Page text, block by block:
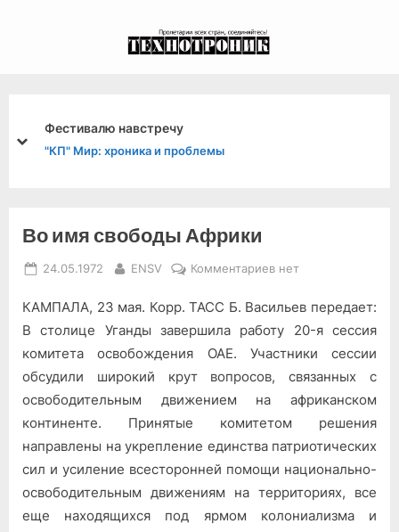
"КП" Воспитание личности
prev
next
Во имя свободы Африки
Posted
24.05.1972 By
ENSV Комментариевк
Во
имя
нет
КАМПАЛА, 23 мая. Корр. ТАСС Б. Васильев передает:
В столице Уганды завершила работу 20-я сессия
комитета освобождения ОАЕ. Участники сессии
обсудили широкий крут вопросов, связанных с
освободительным движением на африканском
континенте. Принятые комитетом решения
направлены на укрепление единства патриотических
сил и усиление всесторонней помощи национально-
освободительным движениям на территориях, все
еще находящихся под ярмом колониализма и